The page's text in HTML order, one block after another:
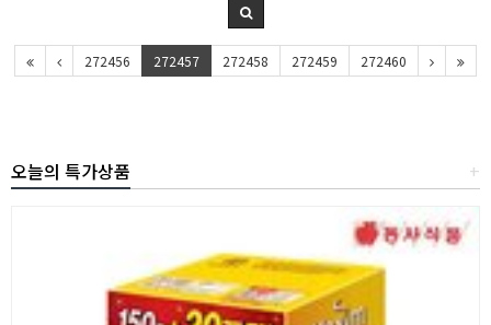
272456 272457 272458 272459 272460
+
오늘의 특가상품